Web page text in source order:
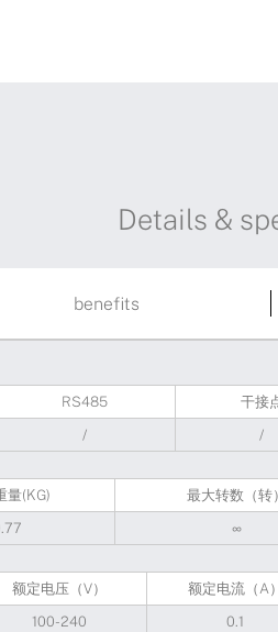
Details &
benefits
RS485 干接
/ /
量(KG) 最大转数（转）
∞
额定电压（V） 额定电流（A）
100-240 0.1